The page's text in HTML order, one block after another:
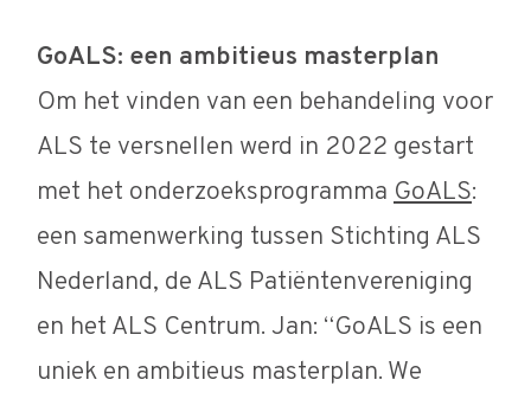
GoALS: een ambitieus masterplan
Om het vinden van een behandeling voor
ALS te versnellen werd in 2022 gestart
met het onderzoeksprogramma GoALS:
een samenwerking tussen Stichting ALS
Nederland, de ALS Patiëntenvereniging
en het ALS Centrum. Jan: “GoALS is een
uniek en ambitieus masterplan. We